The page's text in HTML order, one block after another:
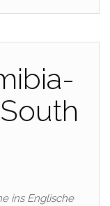
ins Englische